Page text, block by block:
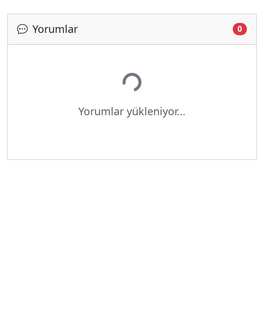
Yorumlar 0
Yükleniyor...
Yorumlar yükleniyor...